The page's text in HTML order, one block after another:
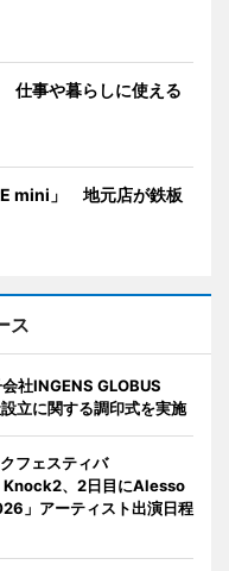
仕事や暮らしに使える
mini」 地元店が鉄板
ス
社INGENS GLOBUS
立に関する調印式を実施
フェスティバ
、2日目にAlesso
アーティスト出演日程